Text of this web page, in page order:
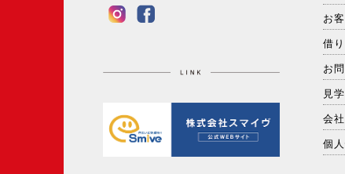
お
借
お
見
会
個